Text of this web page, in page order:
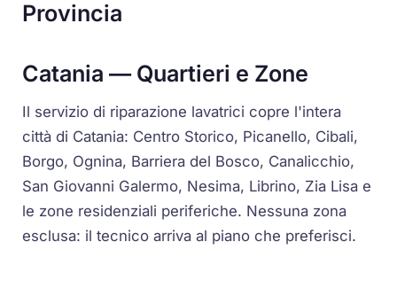
Provincia
Catania — Quartieri e Zone
Il servizio di riparazione lavatrici copre l'intera
città di Catania: Centro Storico, Picanello, Cibali,
Borgo, Ognina, Barriera del Bosco, Canalicchio,
San Giovanni Galermo, Nesima, Librino, Zia Lisa e
le zone residenziali periferiche. Nessuna zona
esclusa: il tecnico arriva al piano che preferisci.